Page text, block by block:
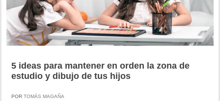
5 ideas para mantener en orden la zona de
estudio y dibujo de tus hijos
POR TOMÁS MAGAÑA